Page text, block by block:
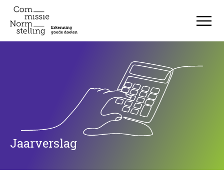
Jaarverslag